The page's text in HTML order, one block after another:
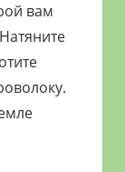
вам